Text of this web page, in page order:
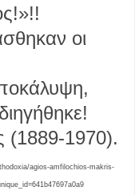
οι
(1889-1970).
agios-amfilochios-makris-